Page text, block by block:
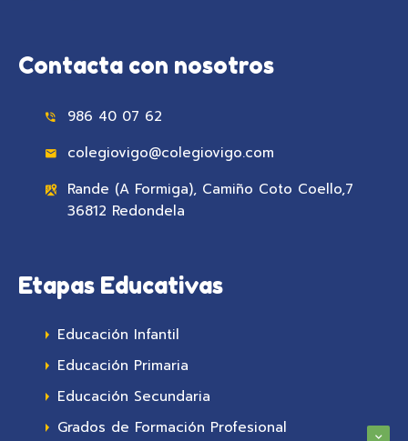
Contacta con nosotros
986 40 07 62
colegiovigo@colegiovigo.com
Rande (A Formiga), Camiño Coto Coello,7
36812 Redondela
Etapas Educativas
Educación Infantil
Educación Primaria
Educación Secundaria
Grados de Formación Profesional